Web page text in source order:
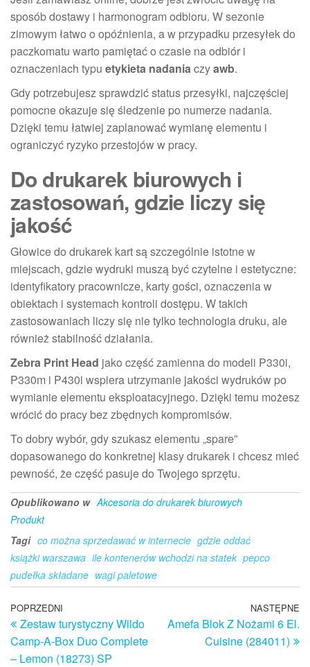
sposób dostawy i harmonogram odbioru. W sezonie
zimowym łatwo o opóźnienia, a w przypadku przesyłek do
paczkomatu warto pamiętać o czasie na odbiór i
oznaczeniach typu etykieta nadaniaczyawb.
Gdy potrzebujesz sprawdzić status przesyłki, najczęściej
pomocne okazuje się śledzenie po numerze nadania.
Dzięki temu łatwiej zaplanować wymianę elementu i
ograniczyć ryzyko przestojów w pracy.
Do drukarek biurowych i
zastosowań, gdzie liczy się
jakość
Głowice do drukarek kart są szczególnie istotne w
miejscach, gdzie wydruki muszą być czytelne i estetyczne:
identyfikatory pracownicze, karty gości, oznaczenia w
obiektach i systemach kontroli dostępu. W takich
zastosowaniach liczy się nie tylko technologia druku, ale
również stabilność działania.
Zebra Print Head jako część zamienna do modeli P330i,
P330m i P430i wspiera utrzymanie jakości wydruków po
wymianie elementu eksploatacyjnego. Dzięki temu możesz
wrócić do pracy bez zbędnych kompromisów.
To dobry wybór, gdy szukasz elementu „spare”
dopasowanego do konkretnej klasy drukarek i chcesz mieć
pewność, że część pasuje do Twojego sprzętu.
Opublikowano w Akcesoria do drukarek biurowych
Produkt
Tagi co można sprzedawać w internecie gdzie oddać
książki warszawa ile kontenerów wchodzi na statek pepco
pudełka składane wagi paletowe
Nawigacja
wpisu
Poprzedni
wpis
POPRZEDNI
Zestaw turystyczny Wildo
Camp-A-Box Duo Complete
– Lemon (18273) SP
NASTĘPNE
Amefa Blok Z Nożami 6 El.
Cuisine (284011)